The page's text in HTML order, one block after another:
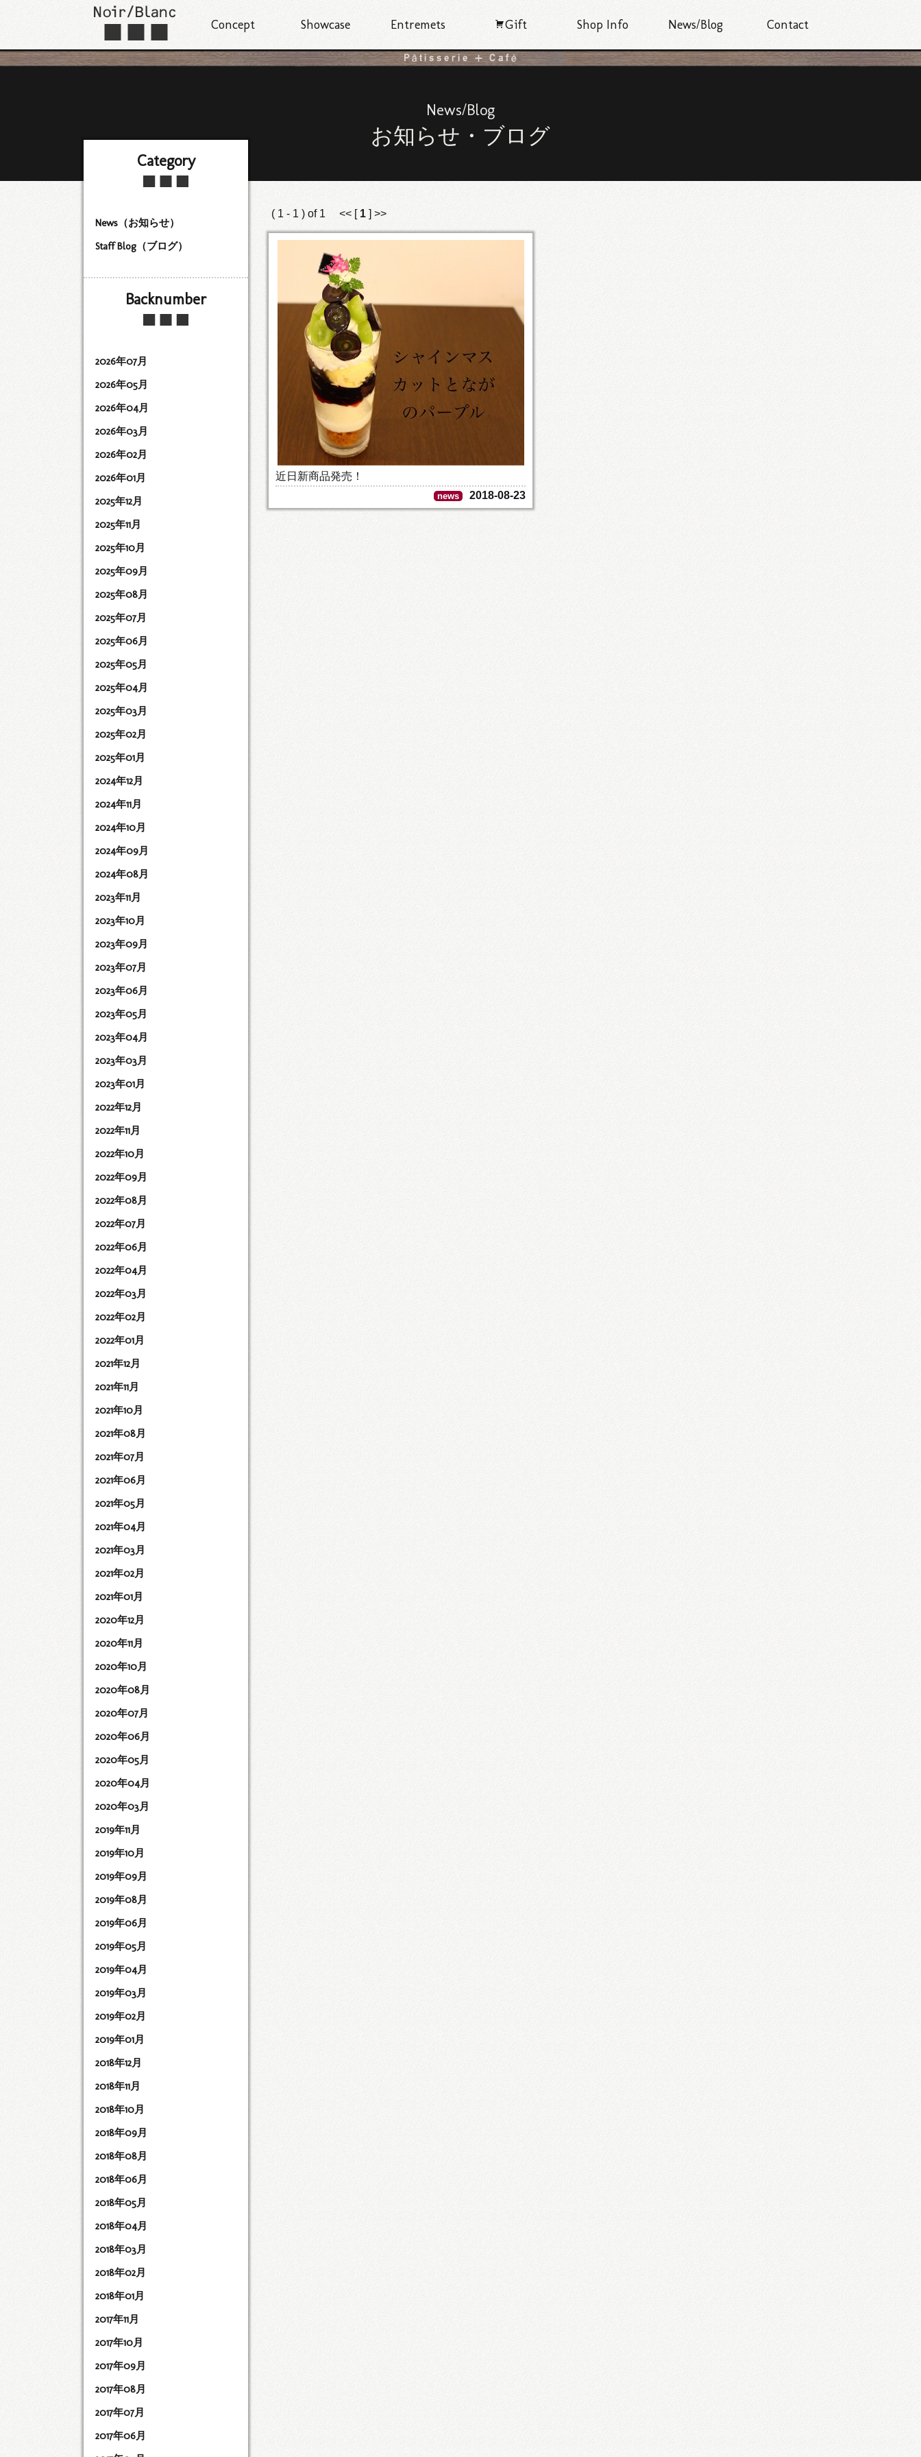
Concept Showcase Entremets Gift Shop Info News/Blog Contact
News/Blog
お知らせ・ブログ
( 1 - 1 ) of 1 << [ 1 ] >>
近日新商品発売！
news 2018-08-23
Category
News（お知らせ）
Staff Blog（ブログ）
Backnumber
2026年07月
2026年05月
2026年04月
2026年03月
2026年02月
2026年01月
2025年12月
2025年11月
2025年10月
2025年09月
2025年08月
2025年07月
2025年06月
2025年05月
2025年04月
2025年03月
2025年02月
2025年01月
2024年12月
2024年11月
2024年10月
2024年09月
2024年08月
2023年11月
2023年10月
2023年09月
2023年07月
2023年06月
2023年05月
2023年04月
2023年03月
2023年01月
2022年12月
2022年11月
2022年10月
2022年09月
2022年08月
2022年07月
2022年06月
2022年04月
2022年03月
2022年02月
2022年01月
2021年12月
2021年11月
2021年10月
2021年08月
2021年07月
2021年06月
2021年05月
2021年04月
2021年03月
2021年02月
2021年01月
2020年12月
2020年11月
2020年10月
2020年08月
2020年07月
2020年06月
2020年05月
2020年04月
2020年03月
2019年11月
2019年10月
2019年09月
2019年08月
2019年06月
2019年05月
2019年04月
2019年03月
2019年02月
2019年01月
2018年12月
2018年11月
2018年10月
2018年09月
2018年08月
2018年06月
2018年05月
2018年04月
2018年03月
2018年02月
2018年01月
2017年11月
2017年10月
2017年09月
2017年08月
2017年07月
2017年06月